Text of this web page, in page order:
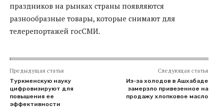
праздников на рынках страны появляются
разнообразные товары, которые снимают для
телерепортажей госСМИ.
Предыдущая статья
Туркменскую науку
цифровизируют для
повышения ее
эффективности
Следующая статья
Из-за холодов в Ашхабаде
замерзло привезенное на
продажу хлопковое масло